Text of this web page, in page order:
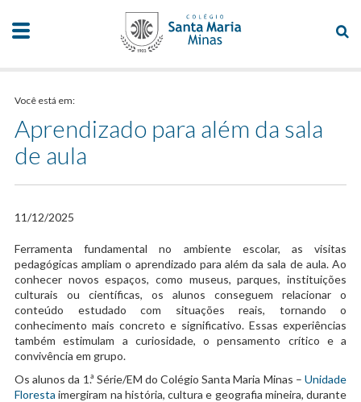
Você está em:
Aprendizado para além da sala
de aula
11/12/2025
Ferramenta fundamental no ambiente escolar, as visitas
pedagógicas ampliam o aprendizado para além da sala de aula. Ao
conhecer novos espaços, como museus, parques, instituições
culturais ou científicas, os alunos conseguem relacionar o
conteúdo estudado com situações reais, tornando o
conhecimento mais concreto e significativo. Essas experiências
também estimulam a curiosidade, o pensamento crítico e a
convivência em grupo.
Os alunos da 1.ª Série/EM do Colégio Santa Maria Minas – Unidade
Floresta imergiram na história, cultura e geografia mineira, durante